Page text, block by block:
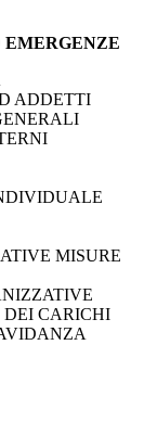
ADDETTI
MISURE
CARICHI